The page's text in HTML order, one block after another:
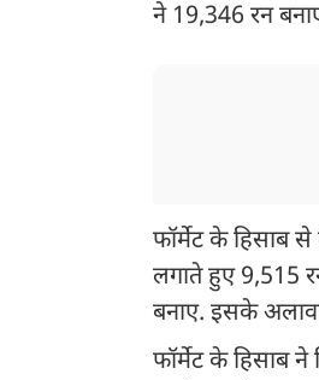
ने 19,346 रन
फॉर्मेट के हिसाब
लगाते हुए 9,515
बनाए. इसके
फॉर्मेट के हिसाब